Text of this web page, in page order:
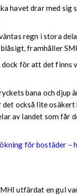
havet drar med sig
regn i stora
framhåller
för att det finns
bana och djup
det också lite
av landet som får
för bostäder –
utfärdat en gul